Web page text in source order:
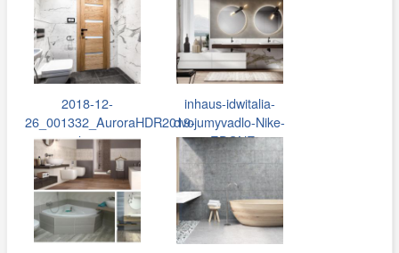
2018-12-
26_001332_AuroraHDR2019-
edit.jpg
inhaus-idwitalia-
dvojumyvadlo-Nike-
01-EDONE…